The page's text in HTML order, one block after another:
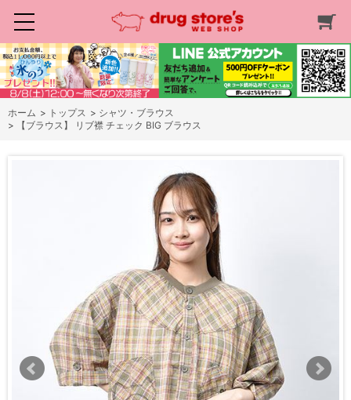
ホーム > トップス > シャツ・ブラウス
>
【ブラウス】 リブ襟 チェック BIG ブラウス